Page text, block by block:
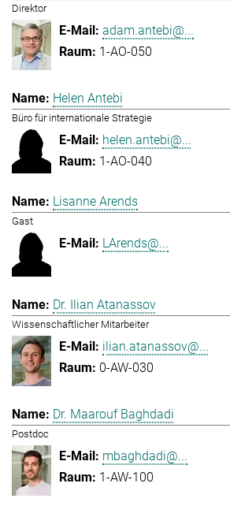
Direktor
adam.antebi@...
1-AO-050
Helen Antebi
Büro für internationale Strategie
helen.antebi@...
1-AO-040
Lisanne Arends
Gast
LArends@...
Dr. Ilian Atanassov
Wissenschaftlicher Mitarbeiter
ilian.atanassov@...
0-AW-030
Dr. Maarouf Baghdadi
Postdoc
mbaghdadi@...
1-AW-100